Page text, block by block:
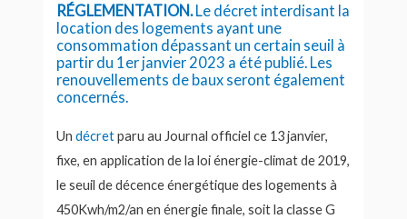
c
e
b
o
o
k
i
t
t
e
r
a
i
l
a
t
s
A
p
n
k
e
d
I
n
t
e
r
e
i
n
t
r
t
a
g
e
RÉGLEMENTATION. Le décret interdisant la
location des logements ayant une
consommation dépassant un certain seuil à
partir du 1er janvier 2023 a été publié. Les
renouvellements de baux seront également
concernés.
Undécretparu au Journal officiel ce 13 janvier,
fixe, en application de la loi énergie-climat de 2019,
le seuil de décence énergétique des logements à
450Kwh/m2/an en énergie finale, soit la classe G